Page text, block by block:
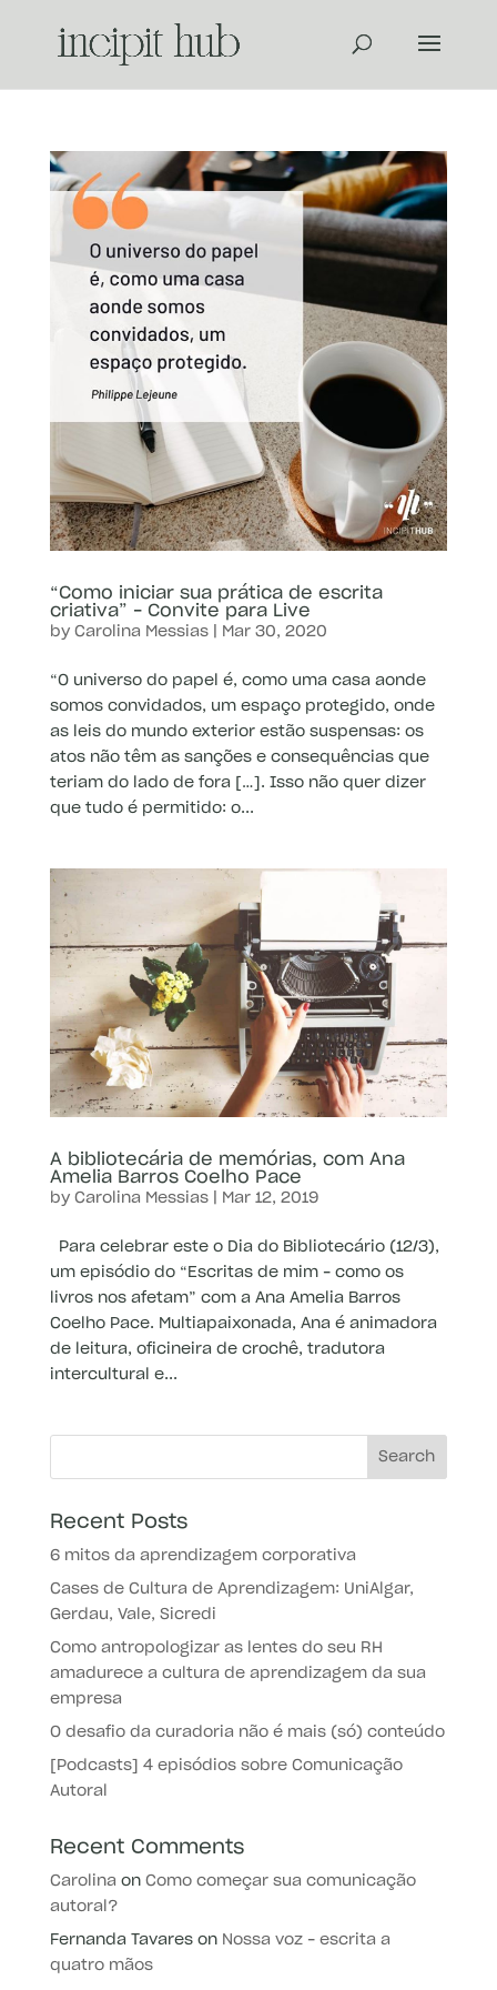
“Como iniciar sua prática de escrita
criativa” – Convite para Live
by Carolina Messias| Mar 30, 2020
“O universo do papel é, como uma casa aonde
somos convidados, um espaço protegido, onde
as leis do mundo exterior estão suspensas: os
atos não têm as sanções e consequências que
teriam do lado de fora […]. Isso não quer dizer
que tudo é permitido: o...
A bibliotecária de memórias, com Ana
Amelia Barros Coelho Pace
by Carolina Messias| Mar 12, 2019
Para celebrar este o Dia do Bibliotecário (12/3),
um episódio do “Escritas de mim – como os
livros nos afetam” com a Ana Amelia Barros
Coelho Pace. Multiapaixonada, Ana é animadora
de leitura, oficineira de crochê, tradutora
intercultural e...
Recent Posts
6 mitos da aprendizagem corporativa
Cases de Cultura de Aprendizagem: UniAlgar,
Gerdau, Vale, Sicredi
Como antropologizar as lentes do seu RH
amadurece a cultura de aprendizagem da sua
empresa
O desafio da curadoria não é mais (só) conteúdo
[Podcasts] 4 episódios sobre Comunicação
Autoral
Recent Comments
Carolina on Como começar sua comunicação
autoral?
Fernanda Tavareson Nossa voz – escrita a
quatro mãos